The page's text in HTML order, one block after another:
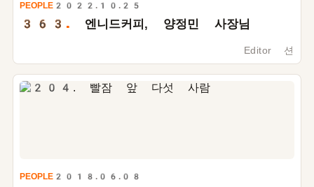
PEOPLE 2022.10.25
363. 엔니드커피, 양정민 사장님
Editor 션
PEOPLE 2018.06.08